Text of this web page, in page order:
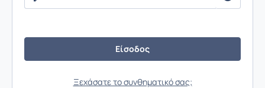
Ξεχάσατε το συνθηματικό σας;